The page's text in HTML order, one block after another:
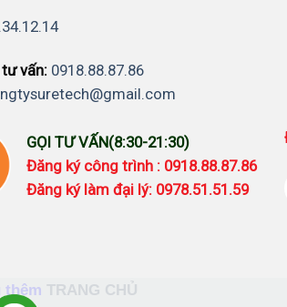
vấn: 0918.88.87.86
GỌI TƯ VẤN(8:30-21:30)
Đăng ký công trình : 0918.88.87.86
Đăng ký làm đại lý: 0978.51.51.59
thêm TRANG CHỦ